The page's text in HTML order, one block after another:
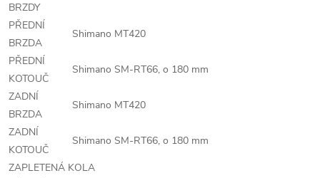
BRZDY
PŘEDNÍ
BRZDA
Shimano MT420
PŘEDNÍ
KOTOUČ
Shimano SM-RT66, o 180 mm
ZADNÍ
BRZDA
Shimano MT420
ZADNÍ
KOTOUČ
Shimano SM-RT66, o 180 mm
ZAPLETENÁ KOLA